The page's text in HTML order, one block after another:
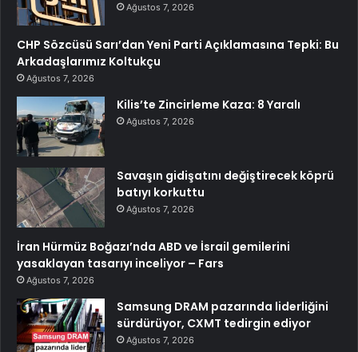
Ağustos 7, 2026
CHP Sözcüsü Sarı’dan Yeni Parti Açıklamasına Tepki: Bu
Arkadaşlarımız Koltukçu
Ağustos 7, 2026
Kilis’te Zincirleme Kaza: 8 Yaralı
Ağustos 7, 2026
Savaşın gidişatını değiştirecek köprü
batıyı korkuttu
Ağustos 7, 2026
İran Hürmüz Boğazı’nda ABD ve İsrail gemilerini
yasaklayan tasarıyı inceliyor – Fars
Ağustos 7, 2026
Samsung DRAM pazarında liderliğini
sürdürüyor, CXMT tedirgin ediyor
Ağustos 7, 2026